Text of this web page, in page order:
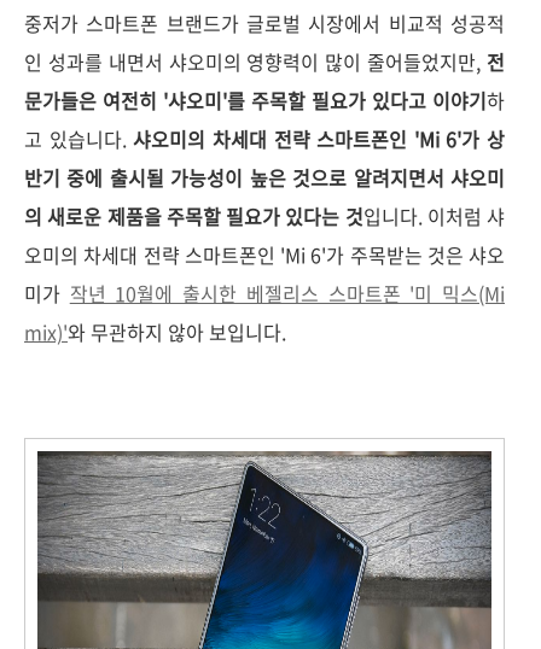
중저가 스마트폰 브랜드가 글로벌 시장에서 비교적 성공적
인 성과를 내면서 샤오미의 영향력이 많이 줄어들었지만, 전
문가들은 여전히 '샤오미'를 주목할 필요가 있다고 이야기하
고 있습니다.샤오미의 차세대 전략 스마트폰인 'Mi 6'가 상
반기 중에 출시될 가능성이 높은 것으로 알려지면서 샤오미
의 새로운 제품을 주목할 필요가 있다는 것입니다. 이처럼 샤
오미의 차세대 전략 스마트폰인 'Mi 6'가 주목받는 것은 샤오
미가 작년 10월에 출시한 베젤리스 스마트폰 '미 믹스(Mi
mix)'와 무관하지 않아 보입니다.